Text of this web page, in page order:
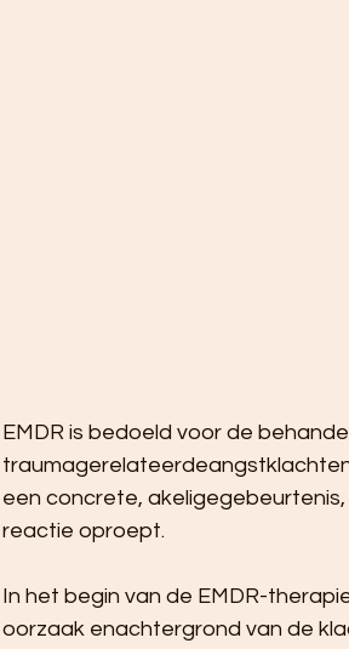
EMDR is bedoeld voor de
een concrete,
reactie oproept.
In het begin van de EMDR-
oorzaak enachtergrond van de